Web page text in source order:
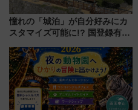
憧れの「城泊」が自分好みにカ
スタマイズ可能に!? 国登録有形
にオーダーメイド型の宿泊プラ
ンが誕生！